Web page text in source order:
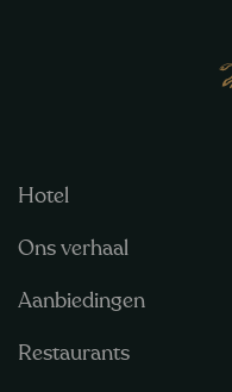
Hotel
Ons verhaal
Aanbiedingen
Restaurants